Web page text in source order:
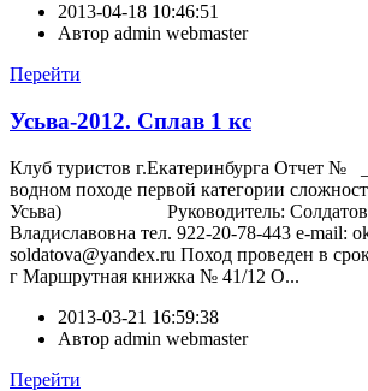
2013-04-18 10:46:51
Автор admin webmaster
Перейти
Усьва-2012. Сплав 1 кс
Клуб туристов г.Екатеринбурга Отчет
водном походе первой категории
Усьва) Руководитель: Солдатова
Владиславовна тел. 922-20-78-443 e-mail:
soldatova@yandex.ru Поход проведен в
г Маршрутная книжка № 41/12 О...
2013-03-21 16:59:38
Автор admin webmaster
Перейти